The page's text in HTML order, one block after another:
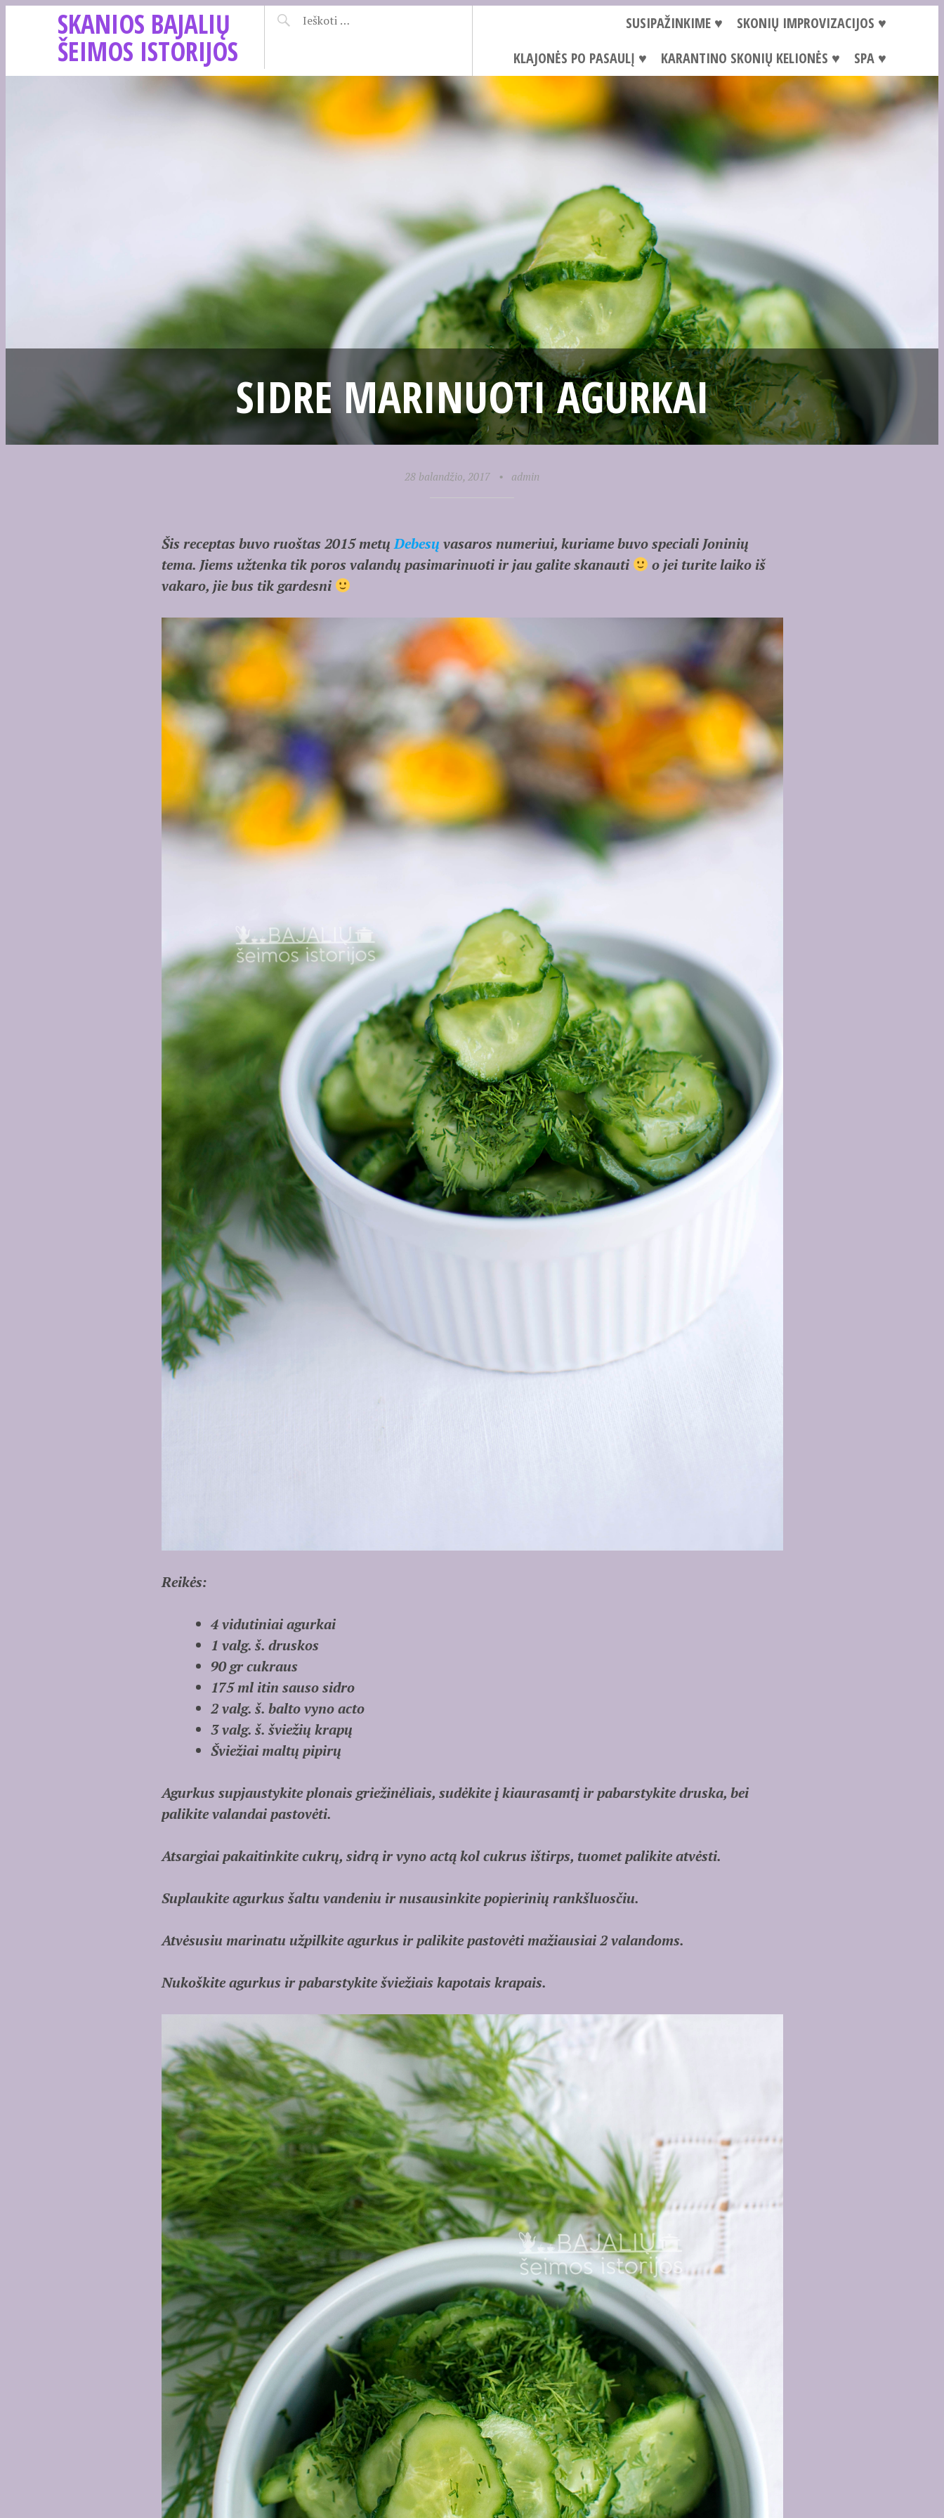
SKANIOS BAJALIŲ
ŠEIMOS ISTORIJOS
SUSIPAŽINKIME ♥
SKONIŲ IMPROVIZACIJOS ♥
KLAJONĖS PO PASAULĮ ♥
KARANTINO SKONIŲ KELIONĖS ♥ SPA ♥
SIDRE MARINUOTI AGURKAI
28 balandžio, 2017 • admin
Šis receptas buvo ruoštas 2015 metųDebesų vasaros numeriui, kuriame buvo speciali Joninių
tema. Jiems užtenka tik poros valandų pasimarinuoti ir jau galite skanauti
o jei turite laiko iš
vakaro, jie bus tik gardesni
Reikės:
4 vidutiniai agurkai
1 valg. š. druskos
90 gr cukraus
175 ml itin sauso sidro
2 valg. š. balto vyno acto
3 valg. š. šviežių krapų
Šviežiai maltų pipirų
Agurkus supjaustykite plonais griežinėliais, sudėkite į kiaurasamtį ir pabarstykite druska, bei
palikite valandai pastovėti.
Atsargiai pakaitinkite cukrų, sidrą ir vyno actą kol cukrus ištirps, tuomet palikite atvėsti.
Suplaukite agurkus šaltu vandeniu ir nusausinkite popierinių rankšluosčiu.
Atvėsusiu marinatu užpilkite agurkus ir palikite pastovėti mažiausiai 2 valandoms.
Nukoškite agurkus ir pabarstykite šviežiais kapotais krapais.